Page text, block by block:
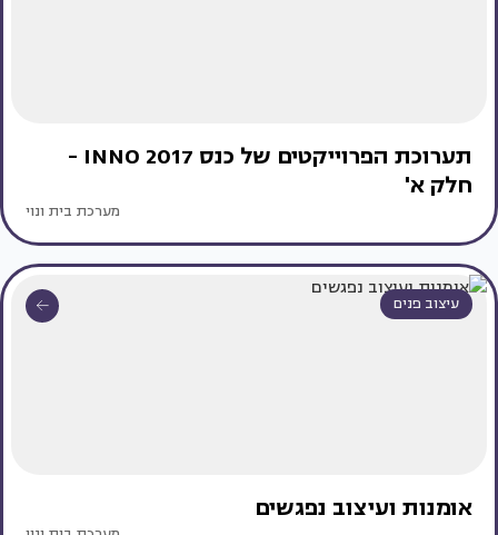
תערוכת הפרוייקטים של כנס INNO 2017 -
חלק א'
מערכת בית ונוי
עיצוב פנים
אומנות ועיצוב נפגשים